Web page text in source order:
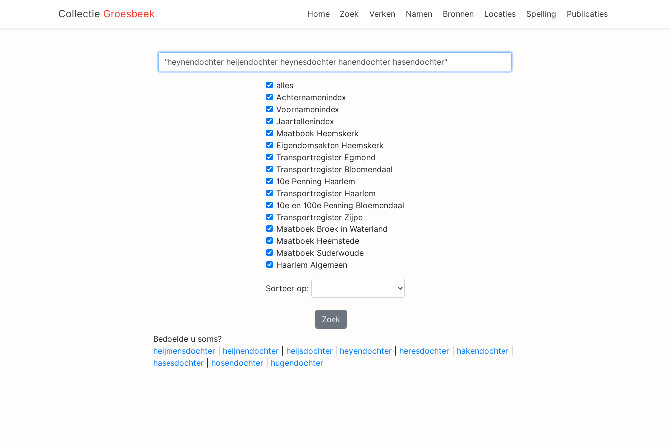
Collectie Groesbeek Home Zoek Verken Namen Bronnen Locaties Spelling Publicaties
alles
Achternamenindex
Voornamenindex
Jaartallenindex
Maatboek Heemskerk
Eigendomsakten Heemskerk
Transportregister Egmond
Transportregister Bloemendaal
10e Penning Haarlem
Transportregister Haarlem
10e en 100e Penning Bloemendaal
Transportregister Zijpe
Maatboek Broek in Waterland
Maatboek Heemstede
Maatboek Suderwoude
Haarlem Algemeen
Sorteer op:
Zoek
Bedoelde u soms?
heijmensdochter
heijnendochter heijsdochter heyendochter heresdochter hakendochter
hasesdochter
hosendochter hugendochter